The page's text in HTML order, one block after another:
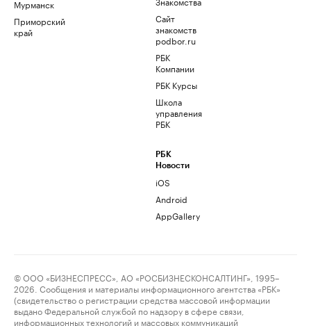
Мурманск
Приморский
край
Сайт
знакомств
podbor.ru
РБК
Компании
РБК Курсы
Школа
управления
РБК
РБК
Новости
iOS
Android
AppGallery
© ООО «БИЗНЕСПРЕСС», АО «РОСБИЗНЕСКОНСАЛТИНГ», 1995–
2026. Сообщения и материалы информационного агентства «РБК»
(свидетельство о регистрации средства массовой информации
выдано Федеральной службой по надзору в сфере связи,
информационных технологий и массовых коммуникаций